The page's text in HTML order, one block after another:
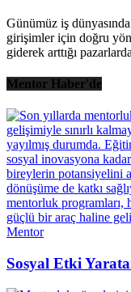
Günümüz iş
girişimler için doğru
giderek arttığı
Mentor Haber'de
Mentor
Sosyal Etki